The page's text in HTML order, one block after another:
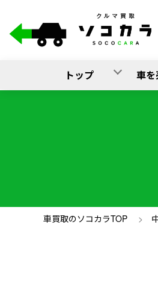
トップ 車を
車買取のソコカラTOP >